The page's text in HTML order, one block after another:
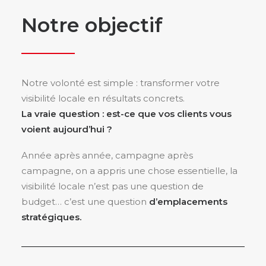
Notre objectif
Notre volonté est simple : transformer votre
visibilité locale en résultats concrets.
La vraie question : est-ce que vos clients vous
voient aujourd’hui ?
Année après année, campagne après
campagne, on a appris une chose essentielle, la
visibilité locale n’est pas une question de
budget… c’est une question d’emplacements
stratégiques.